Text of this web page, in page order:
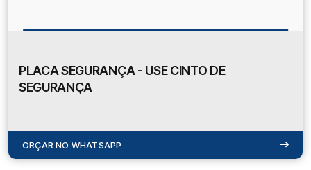
PLACA SEGURANÇA - USE CINTO DE
SEGURANÇA
ORÇAR NO WHATSAPP